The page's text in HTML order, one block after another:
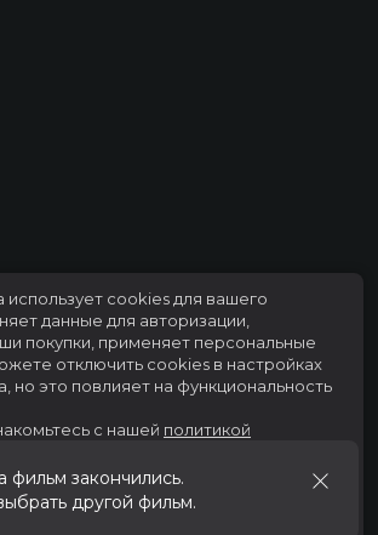
фильм закончились.
другой фильм.
использует cookies для вашего
данные для авторизации,
покупки, применяет персональные
отключить cookies в настройках
но это повлияет на функциональность
с нашей политикой
Принять